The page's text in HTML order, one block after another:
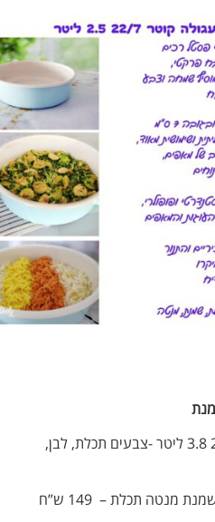
יש עוד גודל תבניות – קוטר 26/7 3.8 ליטר -צבעים תכלת, לבן,